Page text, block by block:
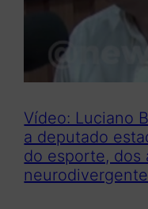
Vídeo: Luciano
a deputado
do esporte, dos